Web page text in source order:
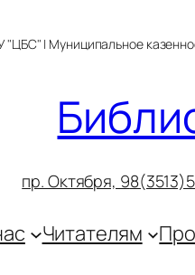
"ЦБС" | Муниципальное
пр. Октября, 9
Читателям